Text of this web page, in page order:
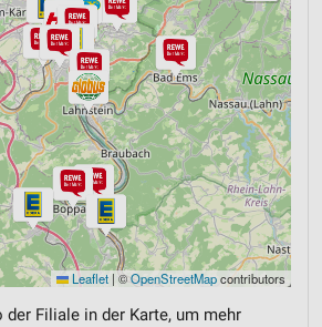
Leaflet | ©OpenStreetMapcontributors
Filiale in der Karte, um mehr